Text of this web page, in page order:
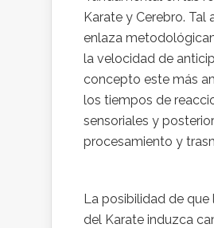
Karate y Cerebro. Tal
enlaza
la velocidad de
concepto este más
los tiempos de
sensoriales y
procesamiento y
La posibilidad de que
del Karate induzca